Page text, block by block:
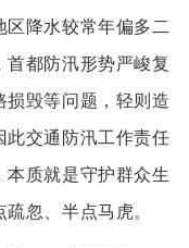
降水较常年偏多二
都防汛形势严峻复
损毁等问题，轻则造
此交通防汛工作责任
本质就是守护群众生
忽、半点马虎。